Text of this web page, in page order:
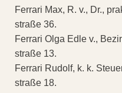
Ferrari Max, R. v., Dr.,
straße 36.
Ferrari Olga Edle v.,
straße 13.
Ferrari Rudolf, k. k.
straße 18.